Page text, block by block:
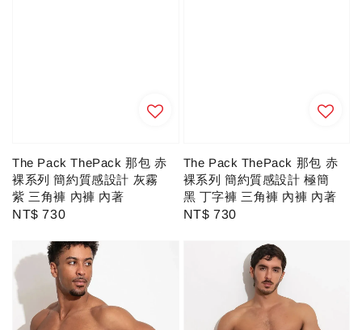
The Pack ThePack 那包 赤
裸系列 簡約質感設計 灰霧
紫 三角褲 內褲 內著
Regular
NT$ 730
The Pack ThePack 那包 赤
裸系列 簡約質感設計 極簡
黑 丁字褲 三角褲 內褲 內著
Regular
NT$ 730